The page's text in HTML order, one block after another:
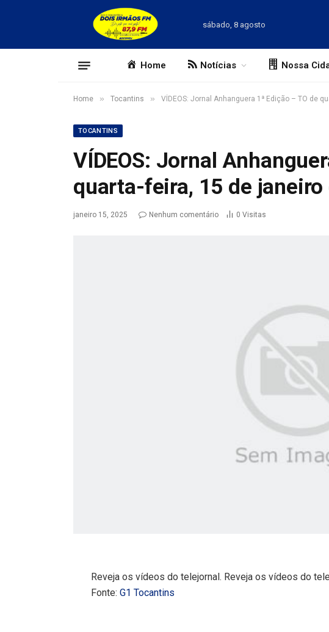
sábado, 8 agosto
Home Notícias Nossa
Home » Tocantins » VÍDEOS: Jornal Anhanguera 1ª Edição – TO de
TOCANTINS
VÍDEOS: Jornal
quarta-feira, 15 de janeiro
janeiro 15, 2025 Nenhum comentário 0 Visitas
Reveja os vídeos do telejornal. Reveja os vídeos do
Fonte:G1 Tocantins